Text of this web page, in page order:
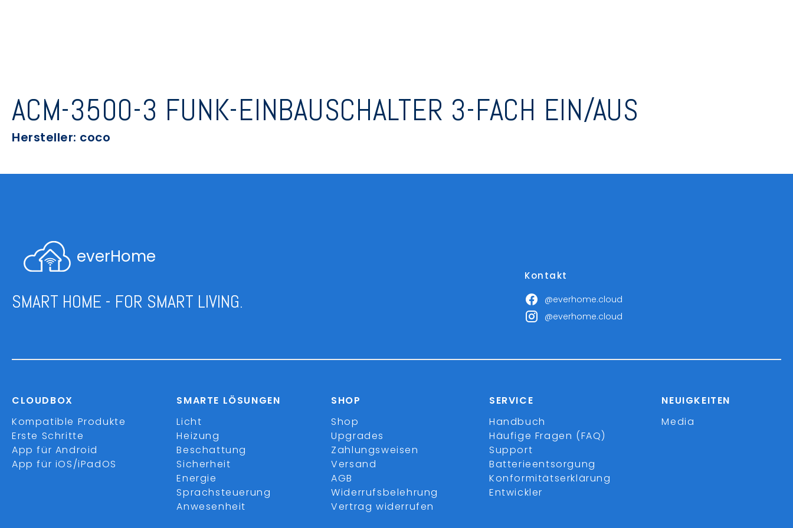
ACM-3500-3 FUNK-EINBAUSCHALTER 3-FACH EIN/AUS
Hersteller: coco
everHome
SMART HOME - FOR SMART LIVING.
Kontakt
@everhome.cloud
@everhome.cloud
CLOUDBOX
Kompatible Produkte
Erste Schritte
App für Android
App für iOS/iPadOS
SMARTE LÖSUNGEN
Licht
Heizung
Beschattung
Sicherheit
Energie
Sprachsteuerung
Anwesenheit
SHOP
Shop
Upgrades
Zahlungsweisen
Versand
AGB
Widerrufsbelehrung
Vertrag widerrufen
SERVICE
Handbuch
Häufige Fragen (FAQ)
Support
Batterieentsorgung
Konformitätserklärung
Entwickler
NEUIGKEITEN
Media